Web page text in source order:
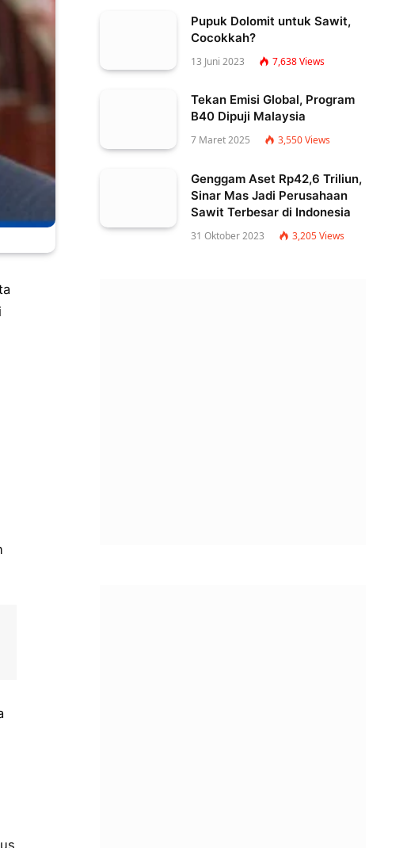
Pupuk Dolomit untuk Sawit,
Cocokkah?
13 Juni 2023 7,638Views
Tekan Emisi Global, Program
B40 Dipuji Malaysia
7 Maret 2025 3,550Views
Genggam Aset Rp42,6 Triliun,
Sinar Mas Jadi Perusahaan
Sawit Terbesar di Indonesia
31 Oktober 2023 3,205Views